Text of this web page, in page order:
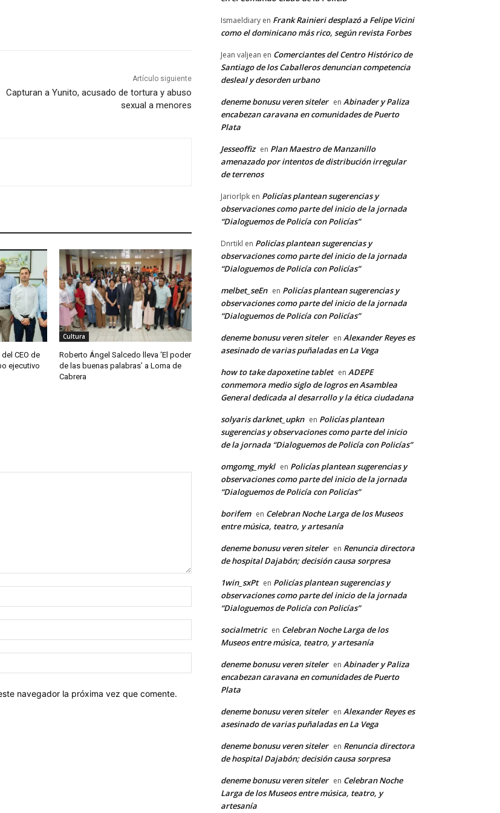
Artículo siguiente
Capturan a Yunito, acusado de tortura y abuso
sexual a menores
CEO de
ejecutivo
Cultura
Roberto Ángel Salcedo lleva ‘El poder
de las buenas palabras’ a Loma de
Cabrera
Nombre:*
electrónico:*
web:
navegador la próxima vez que comente.
Ismaeldiary en Frank Rainieri desplazó a Felipe Vicini
como el dominicano más rico, según revista Forbes
Jean valjean en Comerciantes del Centro Histórico de
Santiago de los Caballeros denuncian competencia
desleal y desorden urbano
deneme bonusu veren siteler en Abinader y Paliza
encabezan caravana en comunidades de Puerto
Plata
Jesseoffiz en Plan Maestro de Manzanillo
amenazado por intentos de distribución irregular
de terrenos
Jariorlpk en Policías plantean sugerencias y
observaciones como parte del inicio de la jornada
“Dialoguemos de Policía con Policías”
Dnrtikl en Policías plantean sugerencias y
observaciones como parte del inicio de la jornada
“Dialoguemos de Policía con Policías”
melbet_seEn en Policías plantean sugerencias y
observaciones como parte del inicio de la jornada
“Dialoguemos de Policía con Policías”
deneme bonusu veren siteler en Alexander Reyes es
asesinado de varias puñaladas en La Vega
how to take dapoxetine tablet en ADEPE
conmemora medio siglo de logros en Asamblea
General dedicada al desarrollo y la ética ciudadana
solyaris darknet_upkn en Policías plantean
sugerencias y observaciones como parte del inicio
de la jornada “Dialoguemos de Policía con Policías”
omgomg_mykl en Policías plantean sugerencias y
observaciones como parte del inicio de la jornada
“Dialoguemos de Policía con Policías”
borifem en Celebran Noche Larga de los Museos
entre música, teatro, y artesanía
deneme bonusu veren siteler en Renuncia directora
de hospital Dajabón; decisión causa sorpresa
1win_sxPt en Policías plantean sugerencias y
observaciones como parte del inicio de la jornada
“Dialoguemos de Policía con Policías”
socialmetric en Celebran Noche Larga de los
Museos entre música, teatro, y artesanía
deneme bonusu veren siteler en Abinader y Paliza
encabezan caravana en comunidades de Puerto
Plata
deneme bonusu veren siteler en Alexander Reyes es
asesinado de varias puñaladas en La Vega
deneme bonusu veren siteler en Renuncia directora
de hospital Dajabón; decisión causa sorpresa
deneme bonusu veren siteler en Celebran Noche
Larga de los Museos entre música, teatro, y
artesanía